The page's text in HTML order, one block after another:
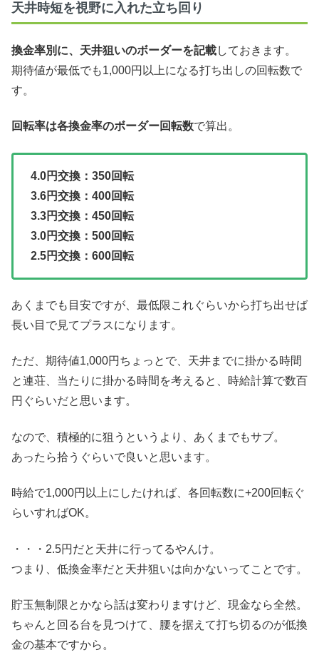
天井時短を視野に入れた立ち回り
換金率別に、天井狙いのボーダーを記載しておきます。
期待値が最低でも1,000円以上になる打ち出しの回転数で
す。
回転率は各換金率のボーダー回転数で算出。
4.0円交換：350回転
3.6円交換：400回転
3.3円交換：450回転
3.0円交換：500回転
2.5円交換：600回転
あくまでも目安ですが、最低限これぐらいから打ち出せば
長い目で見てプラスになります。
ただ、期待値1,000円ちょっとで、天井までに掛かる時間
と連荘、当たりに掛かる時間を考えると、時給計算で数百
円ぐらいだと思います。
なので、積極的に狙うというより、あくまでもサブ。
あったら拾うぐらいで良いと思います。
時給で1,000円以上にしたければ、各回転数に+200回転ぐ
らいすればOK。
・・・2.5円だと天井に行ってるやんけ。
つまり、低換金率だと天井狙いは向かないってことです。
貯玉無制限とかなら話は変わりますけど、現金なら全然。
ちゃんと回る台を見つけて、腰を据えて打ち切るのが低換
金の基本ですから。